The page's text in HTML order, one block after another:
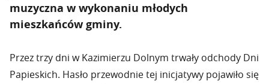
muzyczna w wykonaniu młodych
mieszkańców gminy.
Przez trzy dni w Kazimierzu Dolnym trwały odchody Dni
Papieskich. Hasło przewodnie tej inicjatywy pojawiło się